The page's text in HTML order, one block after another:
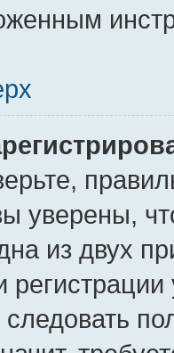
уверены,
из двух